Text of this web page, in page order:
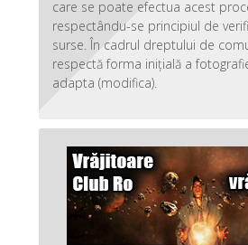
care se poate efectua acest
respectându-se principiul de
surse. În cadrul dreptului de
respectă forma inițială a
adapta (modifica).